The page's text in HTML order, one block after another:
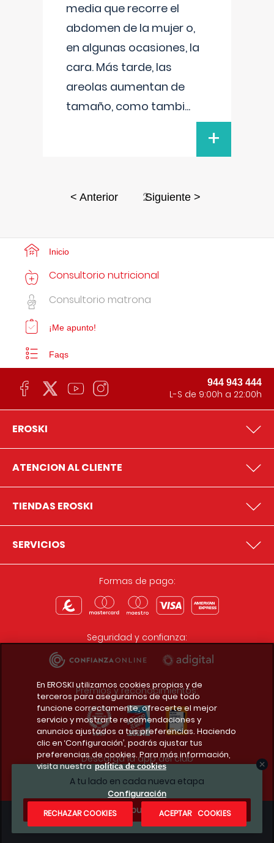
media que recorre el
abdomen de la mujer o,
en algunas ocasiones, la
cara. Más tarde, las
areolas aumentan de
tamaño, como tambi...
+
< Anterior 2Siguiente >
A tu lado en cada nueva etapa
¿Te apuntas?
Inicio
Consultorio nutricional
Consultorio matrona
¡Me apunto!
Faqs
944 943 444
L-S de 9:00h a 22:00h
EROSKI
ATENCION AL CLIENTE
TIENDAS EROSKI
SERVICIOS
Formas de pago:
Seguridad y confianza:
Premios y reconocimientos:
Descarga la app del club
Condiciones legales
En EROSKI utilizamos cookies propias y de
terceros para asegurarnos de que todo
funcione correctamente, ofrecerte el mejor
servicio y mostrarte recomendaciones y
anuncios ajustados a tus preferencias. Haciendo
clic en ‘Configuración’, podrás ajustar tus
preferencias de cookies. Para más información,
visita nuestra política de cookies
Configuración
RECHAZAR COOKIES
ACEPTAR COOKIES